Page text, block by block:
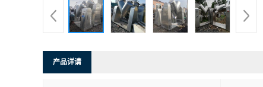
产品详请